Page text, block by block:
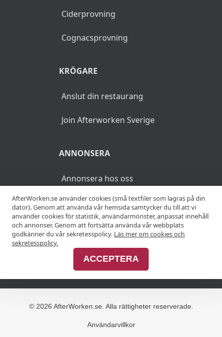
Ciderprovning
Cognacsprovning
KRÖGARE
Anslut din restaurang
Join Afterworken Sverige
ANNONSERA
Annonsera hos oss
Advertise with us
MER
Alla afterworker
© 2026 AfterWorken.se. Alla rättigheter reserverade.
Användarvillkor
AfterWorken.se använder cookies (små textfiler som lagras på din
dator). Genom att använda vår hemsida samtycker du till att vi
använder cookies för statistik, användarmönster, anpassat innehåll
och annonser. Genom att fortsätta använda vår webbplats
godkänner du vår sekretesspolicy. Läs mer om cookies och
sekretesspolicy.
ACCEPTERA